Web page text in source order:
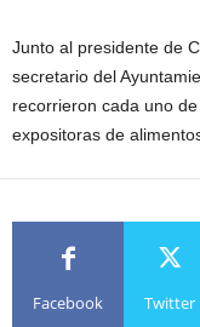
Junto al presidente de
secretario del
recorrieron cada uno
expositoras de
Facebook Twitter